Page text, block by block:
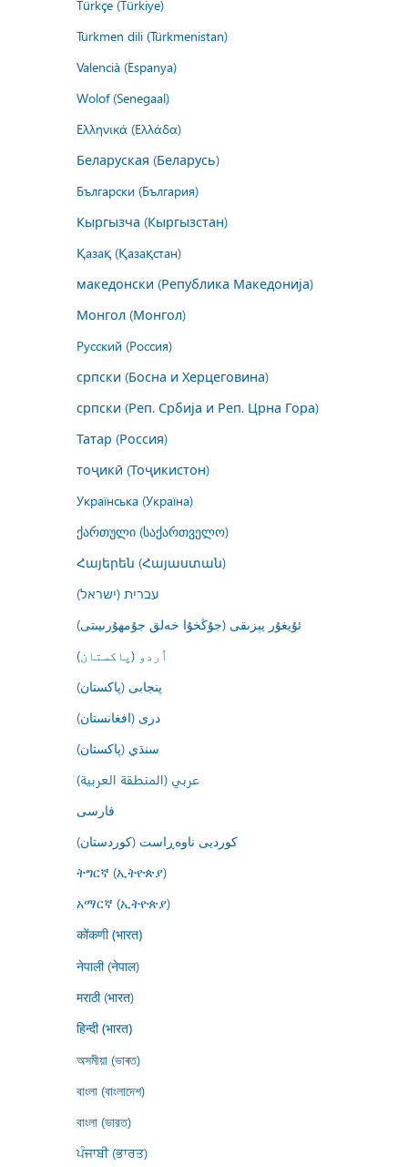
Türkçe (Türkiye)
Türkmen dili (Türkmenistan)
Valencià (Espanya)
Wolof (Senegaal)
Ελληνικά (Ελλάδα)
Беларуская (Беларусь)
Български (България)
Кыргызча (Кыргызстан)
Қазақ (Қазақстан)
македонски (Република Македонија)
Монгол (Монгол)
Русский (Россия)
српски (Босна и Херцеговина)
српски (Реп. Србија и Реп. Црна Гора)
Татар (Россия)
тоҷикӣ (Тоҷикистон)
Українська (Україна)
ქართული (საქართველო)
Հայերեն (Հայաստան)
עברית (ישראל)
ئۇيغۇر يېزىقى (جۇڭخۇا خەلق جۇمھۇرىيىتى)
اُردو (پاکستان)
پنجابی (پاکستان)
درى (افغانستان)
سنڌي (پاکستان)
عربي (المنطقة العربية)
فارسى
کوردیی ناوەڕاست (کوردستان)
ትግርኛ (ኢትዮጵያ)
አማርኛ (ኢትዮጵያ)
कोंकणी (भारत)
नेपाली (नेपाल)
मराठी (भारत)
हिन्दी (भारत)
অসমীয়া (ভাৰত)
বাংলা (বাংলাদেশ)
বাংলা (ভারত)
ਪੰਜਾਬੀ (ਭਾਰਤ)